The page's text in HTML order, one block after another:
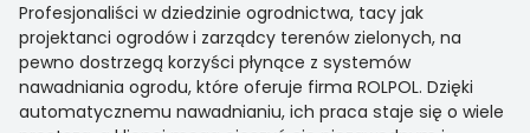
Profesjonaliści w dziedzinie ogrodnictwa, tacy jak
projektanci ogrodów i zarządcy terenów zielonych, na
pewno dostrzegą korzyści płynące z systemów
nawadniania ogrodu, które oferuje firma ROLPOL. Dzięki
automatycznemu nawadnianiu, ich praca staje się o wiele